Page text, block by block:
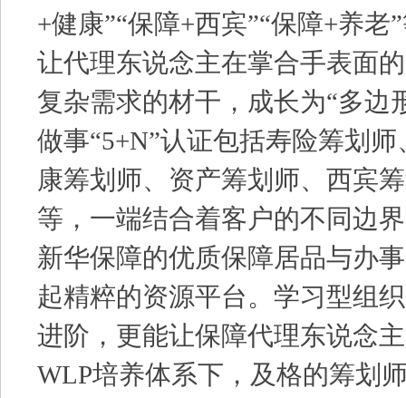
+健康”“保障+西宾”“保障+养老
让代理东说念主在掌合手表面
复杂需求的材干，成长为“多边
做事“5+N”认证包括寿险筹划
康筹划师、资产筹划师、西宾
等，一端结合着客户的不同边
新华保障的优质保障居品与办
起精粹的资源平台。学习型组
进阶，更能让保障代理东说念
WLP培养体系下，及格的筹划